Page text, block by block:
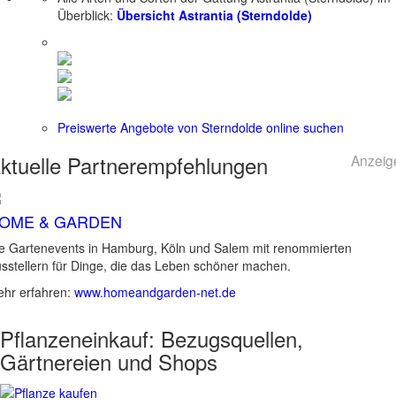
Überblick: Übersicht Astrantia (Sterndolde)
Preiswerte Angebote von Sterndolde online suchen
Partnerempfehlungen
& GARDEN
Gartenevents in Hamburg, Köln und Salem mit renommierten
für Dinge, die das Leben schöner machen.
erfahren: www.homeandgarden-net.de
Pflanzeneinkauf: Bezugsquellen,
Gärtnereien und Shops